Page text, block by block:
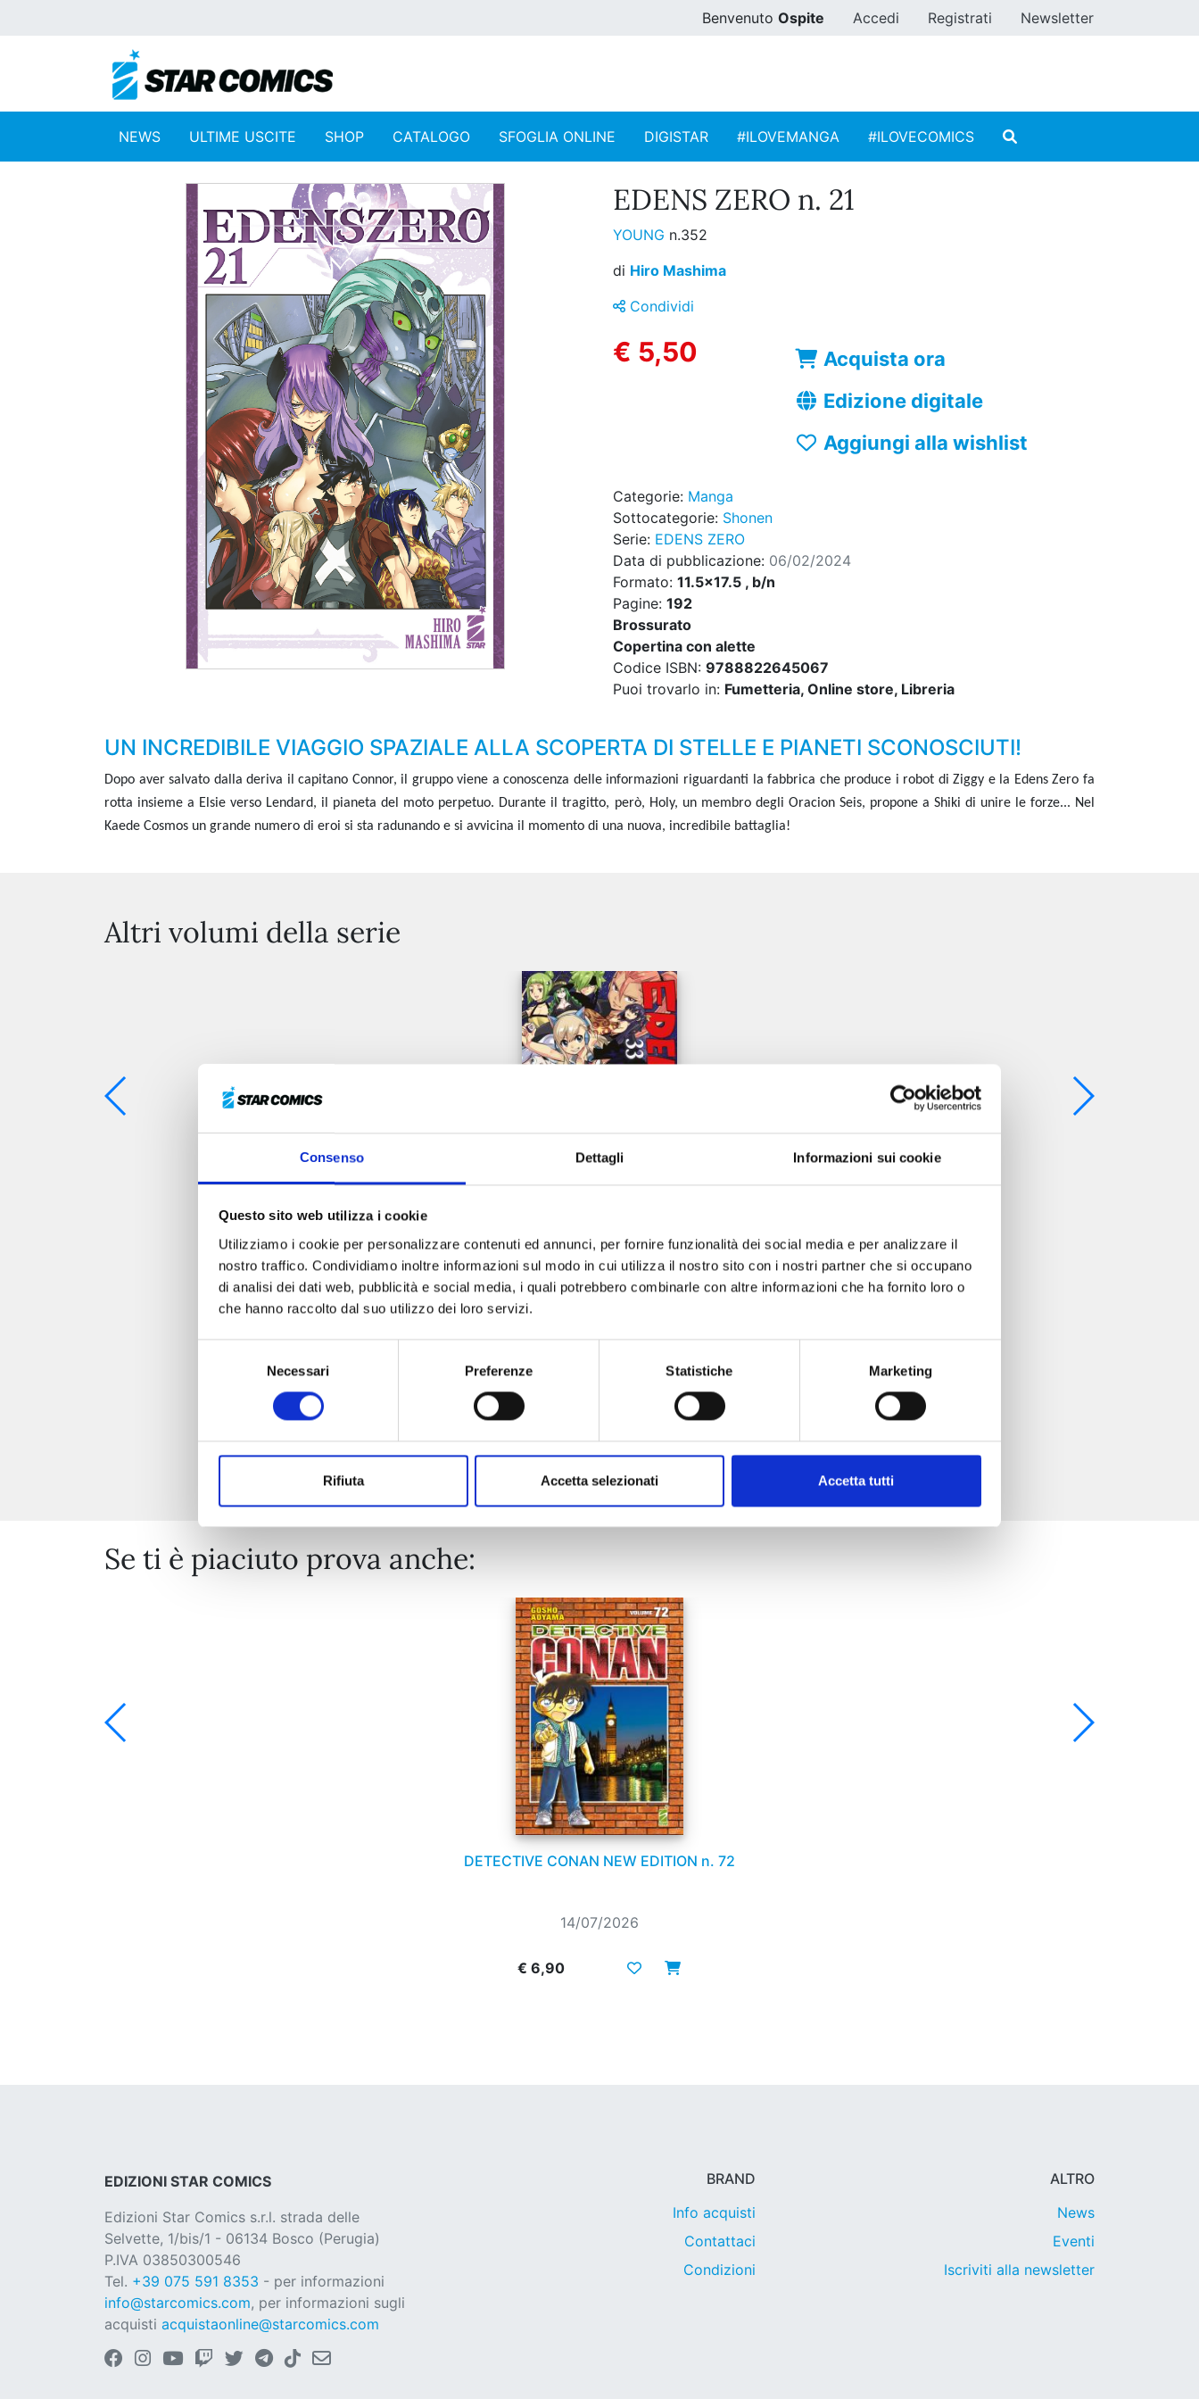
Consenso Dettagli Informazioni sui cookie
Questo sito web utilizza i cookie
Utilizziamo i cookie per personalizzare contenuti ed annunci, per fornire funzionalità dei social media e per analizzare il
nostro traffico. Condividiamo inoltre informazioni sul modo in cui utilizza il nostro sito con i nostri partner che si occupano
di analisi dei dati web, pubblicità e social media, i quali potrebbero combinarle con altre informazioni che ha fornito loro o
che hanno raccolto dal suo utilizzo dei loro servizi.
Necessari Preferenze Statistiche Marketing
Rifiuta Accetta selezionati Accetta tutti
Benvenuto Ospite Accedi Registrati Newsletter
NEWS ULTIME USCITE SHOP CATALOGO SFOGLIA ONLINE DIGISTAR #ILOVEMANGA #ILOVECOMICS
EDENS ZERO n. 21
YOUNG n.352
di Hiro Mashima
Condividi
€ 5,50
Acquista ora
Edizione digitale
Aggiungi alla wishlist
Categorie: Manga
Sottocategorie: Shonen
Serie: EDENS ZERO
Data di pubblicazione: 06/02/2024
Formato: 11.5x17.5 , b/n
Pagine: 192
Brossurato
Copertina con alette
Codice ISBN: 9788822645067
Puoi trovarlo in: Fumetteria, Online store, Libreria
UN INCREDIBILE VIAGGIO SPAZIALE ALLA SCOPERTA DI STELLE E PIANETI SCONOSCIUTI!
Dopo aver salvato dalla deriva il capitano Connor, il gruppo viene a conoscenza delle informazioni riguardanti la fabbrica che produce i robot di Ziggy e la Edens Zero fa
rotta insieme a Elsie verso Lendard, il pianeta del moto perpetuo. Durante il tragitto, però, Holy, un membro degli Oracion Seis, propone a Shiki di unire le forze... Nel
Kaede Cosmos un grande numero di eroi si sta radunando e si avvicina il momento di una nuova, incredibile battaglia!
Altri volumi della serie
EDENS ZERO n. 33
02/06/2026
€ 5,90
Mostra tutto
Se ti è piaciuto prova anche:
DETECTIVE CONAN NEW EDITION n. 72
14/07/2026
€ 6,90
EDIZIONI STAR COMICS
Edizioni Star Comics s.r.l. strada delle
Selvette, 1/bis/1 - 06134 Bosco (Perugia)
P.IVA 03850300546
Tel. +39 075 591 8353 - per informazioni
info@starcomics.com, per informazioni sugli
acquisti acquistaonline@starcomics.com
BRAND
Info acquisti
Contattaci
Condizioni
ALTRO
News
Eventi
Iscriviti alla newsletter